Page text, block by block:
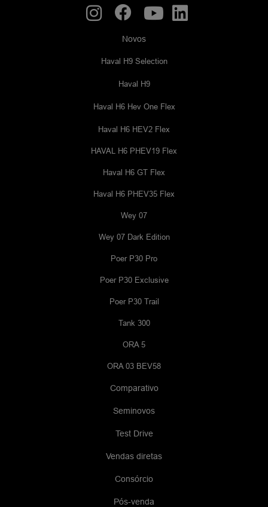
Novos
Haval H9 Selection
Haval H9
Haval H6 Hev One Flex
Haval H6 HEV2 Flex
HAVAL H6 PHEV19 Flex
Haval H6 GT Flex
Haval H6 PHEV35 Flex
Wey 07
Wey 07 Dark Edition
Poer P30 Pro
Poer P30 Exclusive
Poer P30 Trail
Tank 300
ORA 5
ORA 03 BEV58
Comparativo
Seminovos
Test Drive
Vendas diretas
Consórcio
Pós-venda